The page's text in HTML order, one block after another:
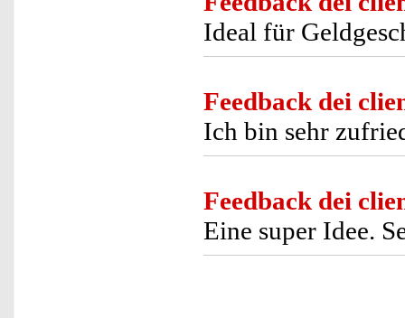
Ideal für
Feedback dei
Ich bin sehr
Feedback dei
Eine super Idee.